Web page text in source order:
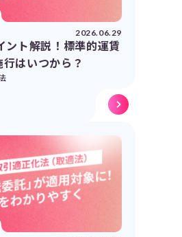
2026.06.29
ント解説！標準的運賃
行はいつから？